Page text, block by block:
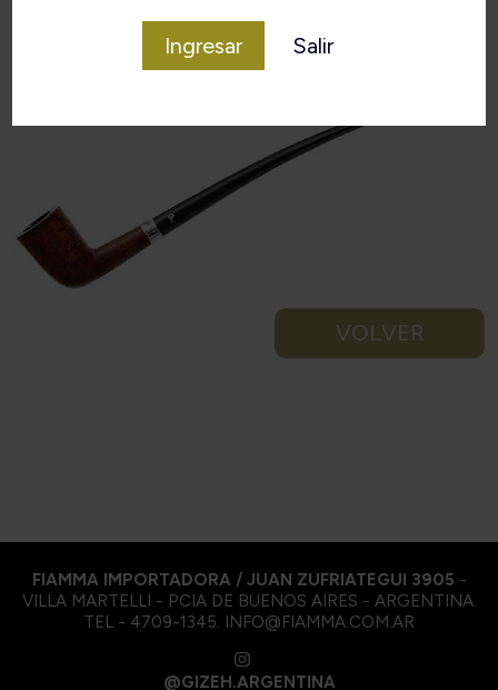
Ingresar Salir
Irlanda
VOLVER
FIAMMA IMPORTADORA / JUAN ZUFRIATEGUI 3905 -
VILLA MARTELLI - PCIA DE BUENOS AIRES - ARGENTINA.
TEL - 4709-1345. INFO@FIAMMA.COM.AR
@GIZEH.ARGENTINA